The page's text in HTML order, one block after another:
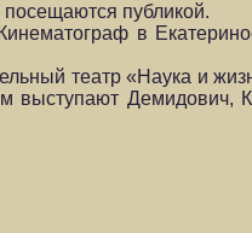
публикой.
в
театр «Наука и
выступают Демидович,